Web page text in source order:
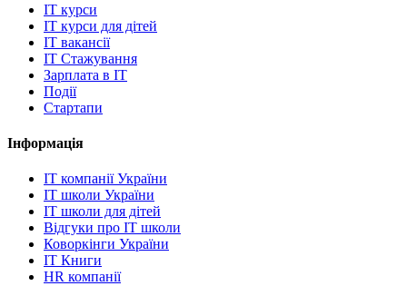
IT курси
IT курси для дітей
IT вакансії
IT Стажування
Зарплата в IT
Події
Стартапи
Інформація
IT компанії України
IT школи України
IT школи для дітей
Відгуки про IT школи
Коворкінги України
IT Книги
HR компанії